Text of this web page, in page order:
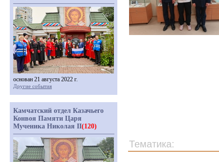
Тематика:
основан 21 августа 2022 г.
Другие события
Камчатский отдел Казачьего
Конвоя Памяти Царя
Мученика Николая II(120)